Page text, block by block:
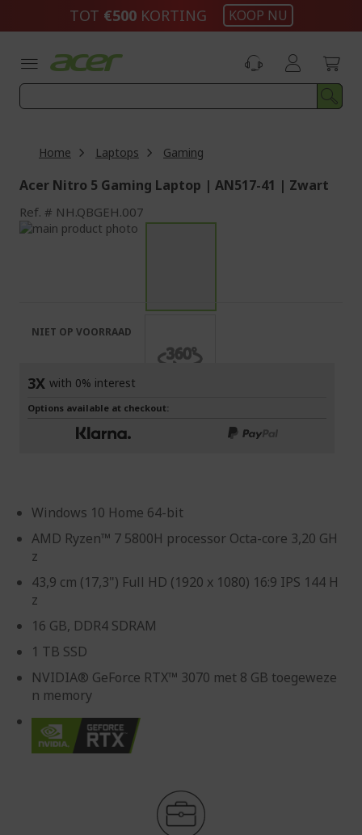
inhoud
TOT €500KORTING KOOP NU
Home Laptops Gaming
Acer Nitro 5 Gaming Laptop | AN517-41 | Zwart
Ref. NH.QBGEH.007
Ga
afbeeldingen-
gallerij
afbeeldingen-
Windows 10 Home 64-bit
AMD Ryzen™ 7 5800H processor Octa-core 3,20 GH
z
43,9 cm (17,3") Full HD (1920 x 1080) 16:9 IPS 144 H
z
16 GB, DDR4 SDRAM
1 TB SSD
NVIDIA® GeForce RTX™ 3070 met 8 GB toegeweze
n memory
NIET OP VOORRAAD
3X with 0% interest
Options available at checkout: